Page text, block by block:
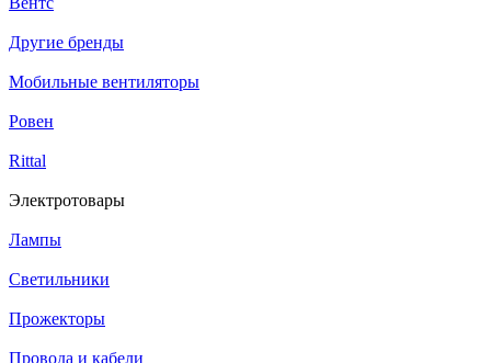
Другие бренды
Мобильные вентиляторы
Ровен
Rittal
Электротовары
Лампы
Светильники
Прожекторы
Провода и кабели